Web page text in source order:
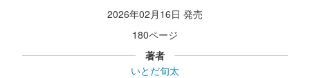
2026年02月16日 発売
180ページ
著者
いとだ旬太